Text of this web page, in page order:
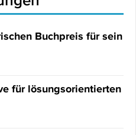
Buchpreis für sein
für lösungsorientierten